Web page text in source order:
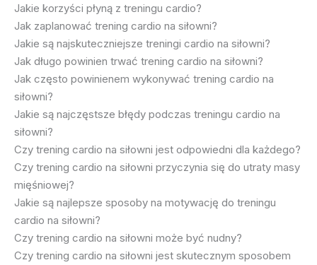
Jakie korzyści płyną z treningu cardio?
Jak zaplanować trening cardio na siłowni?
Jakie są najskuteczniejsze treningi cardio na siłowni?
Jak długo powinien trwać trening cardio na siłowni?
Jak często powinienem wykonywać trening cardio na
siłowni?
Jakie są najczęstsze błędy podczas treningu cardio na
siłowni?
Czy trening cardio na siłowni jest odpowiedni dla każdego?
Czy trening cardio na siłowni przyczynia się do utraty masy
mięśniowej?
Jakie są najlepsze sposoby na motywację do treningu
cardio na siłowni?
Czy trening cardio na siłowni może być nudny?
Czy trening cardio na siłowni jest skutecznym sposobem